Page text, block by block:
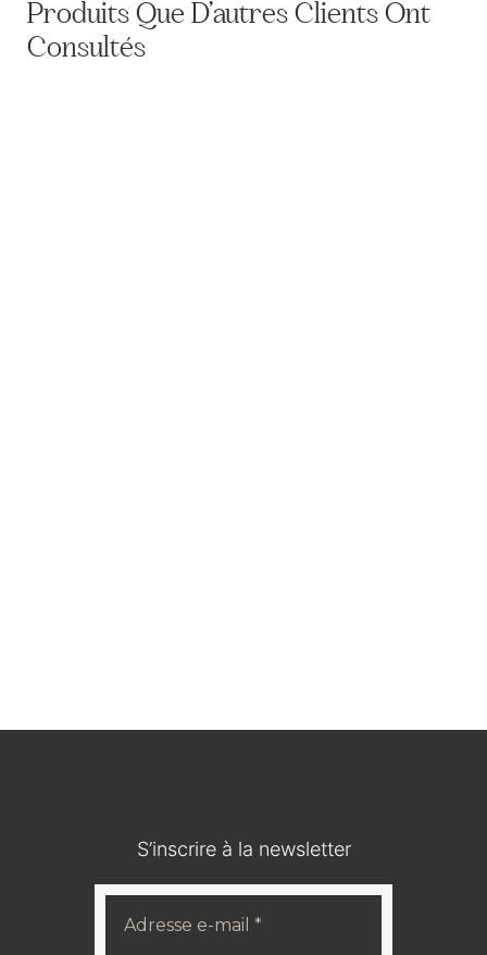
Produits Que D’autres Clients Ont
Consultés
S’inscrire à la newsletter